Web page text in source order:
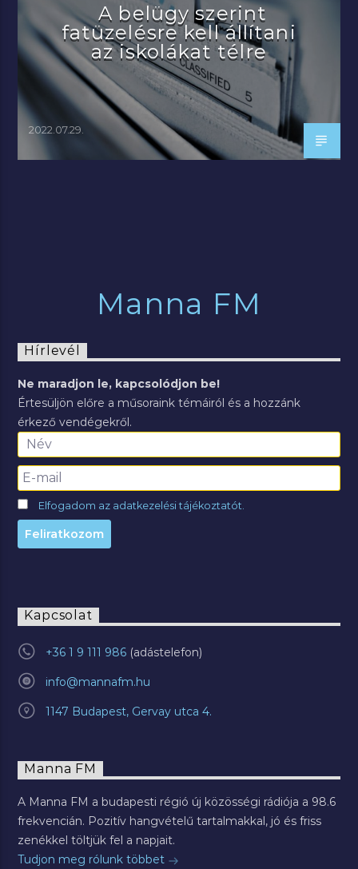
A belügy szerint
fatüzelésre kell állítani
az iskolákat télre
2022.07.29.
Manna FM
Hírlevél
Ne maradjon le, kapcsolódjon be!
Értesüljön előre a műsoraink témáiról és a hozzánk
érkező vendégekről.
Elfogadom az adatkezelési tájékoztatót.
Kapcsolat
+36 1 9 111 986
info@mannafm.hu
1147 Budapest, Gervay utca 4.
Manna FM
A Manna FM a budapesti régió új közösségi rádiója a 98.6
frekvencián. Pozitív hangvételű tartalmakkal, jó és friss
zenékkel töltjük fel a napjait.
Tudjon meg rólunk többet